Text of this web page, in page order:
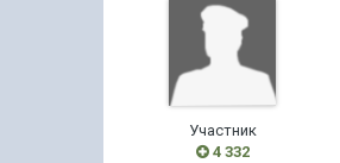
Участник
4 332